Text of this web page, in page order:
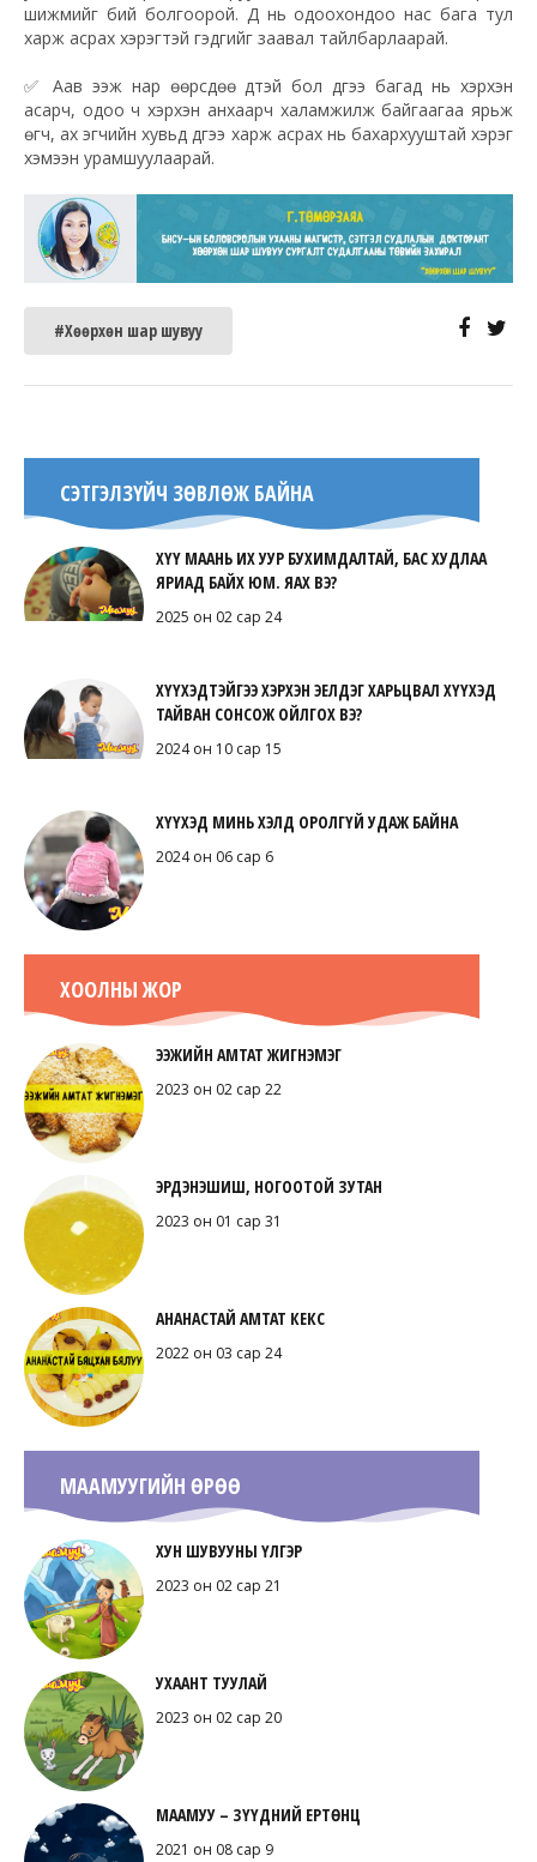
шижмийг бий болгоорой. Дүү нь одоохондоо нас бага тул
харж асрах хэрэгтэй гэдгийг заавал тайлбарлаарай.
✅ Аав ээж нар өөрсдөө дүүтэй бол дүүгээ багад нь хэрхэн
асарч, одоо ч хэрхэн анхаарч халамжилж байгаагаа ярьж
өгч, ах эгчийн хувьд дүүгээ харж асрах нь бахархууштай хэрэг
хэмээн урамшуулаарай.
#Хөөрхөн шар шувуу
СЭТГЭЛЗҮЙЧ ЗӨВЛӨЖ БАЙНА
ХҮҮ МААНЬ ИХ УУР БУХИМДАЛТАЙ, БАС ХУДЛАА
ЯРИАД БАЙХ ЮМ. ЯАХ ВЭ?
2025 он 02 сар 24
ХҮҮХЭДТЭЙГЭЭ ХЭРХЭН ЭЕЛДЭГ ХАРЬЦВАЛ ХҮҮХЭД
ТАЙВАН СОНСОЖ ОЙЛГОХ ВЭ?
2024 он 10 сар 15
ХҮҮХЭД МИНЬ ХЭЛД ОРОЛГҮЙ УДАЖ БАЙНА
2024 он 06 сар 6
ХООЛНЫ ЖОР
ЭЭЖИЙН АМТАТ ЖИГНЭМЭГ
2023 он 02 сар 22
ЭРДЭНЭШИШ, НОГООТОЙ ЗУТАН
2023 он 01 сар 31
АНАНАСТАЙ АМТАТ КЕКС
2022 он 03 сар 24
МААМУУГИЙН ӨРӨӨ
ХУН ШУВУУНЫ ҮЛГЭР
2023 он 02 сар 21
УХААНТ ТУУЛАЙ
2023 он 02 сар 20
МААМУУ – ЗҮҮДНИЙ ЕРТӨНЦ
2021 он 08 сар 9